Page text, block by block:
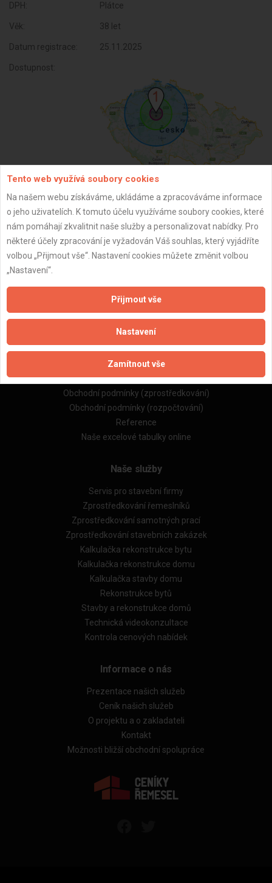
DPH: Plátce
Věk: 38 let
Datum registrace: 25.11.2025
Dostupnost:
ZPĚT
Aktualizováno z portálu ARES dne 25.11.2025 11:48:10
Důležité informace
Naše firmy a řemeslníci
Zpracování a ochrana osobních údajů
Zásady pro používání souborů cookie
Obchodní podmínky (zprostředkování)
Obchodní podmínky (rozpočtování)
Reference
Naše excelové tabulky online
Naše služby
Servis pro stavební firmy
Zprostředkování řemeslníků
Zprostředkování samotných prací
Zprostředkování stavebních zakázek
Kalkulačka rekonstrukce bytu
Kalkulačka rekonstrukce domu
Kalkulačka stavby domu
Rekonstrukce bytů
Stavby a rekonstrukce domů
Technická videokonzultace
Kontrola cenových nabídek
Informace o nás
Prezentace našich služeb
Ceník našich služeb
O projektu a o zakladateli
Kontakt
Možnosti bližší obchodní spolupráce
Tento web využívá soubory cookies
Na našem webu získáváme, ukládáme a zpracováváme informace
o jeho uživatelích. K tomuto účelu využíváme soubory cookies, které
nám pomáhají zkvalitnit naše služby a personalizovat nabídky. Pro
některé účely zpracování je vyžadován Váš souhlas, který vyjádříte
volbou „Přijmout vše“. Nastavení cookies můžete změnit volbou
„Nastavení“.
Přijmout vše
Nastavení
Zamítnout vše